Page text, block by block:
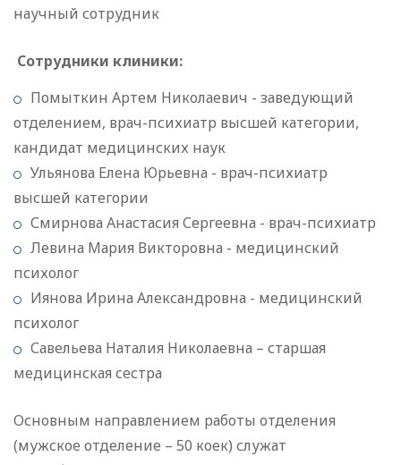
научный сотрудник
Сотрудники клиники:
Помыткин Артем Николаевич - заведующий
отделением, врач-психиатр высшей категории,
кандидат медицинских наук
Ульянова Елена Юрьевна - врач-психиатр
высшей категории
Смирнова Анастасия Сергеевна - врач-психиатр
Левина Мария Викторовна - медицинский
психолог
Иянова Ирина Александровна - медицинский
психолог
Савельева Наталия Николаевна – старшая
медицинская сестра
Основным направлением работы отделения
(мужское отделение – 50 коек) служат